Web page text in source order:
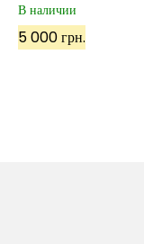
В наличии
5 000 грн.